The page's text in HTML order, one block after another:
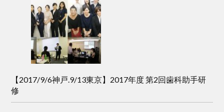
【2017/9/6神戸.9/13東京】2017年度 第2回歯科助手研
修